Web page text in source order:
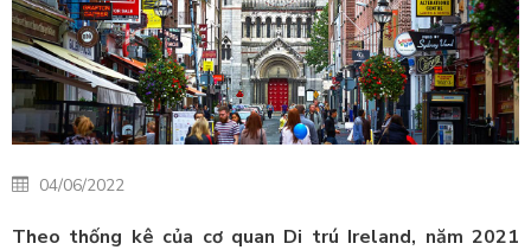
04/06/2022
Theo thống kê của cơ quan Di trú Ireland, năm 2021